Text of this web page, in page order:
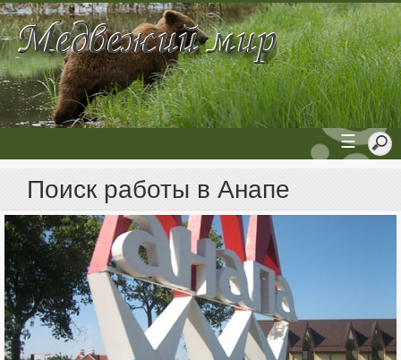
☰
Поиск работы в Анапе